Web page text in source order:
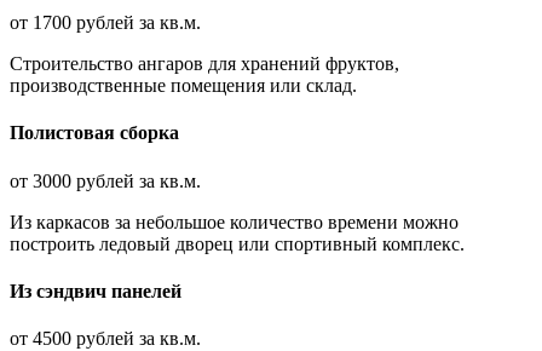
от 1700 рублей за кв.м.
Строительство ангаров для хранений фруктов,
производственные помещения или склад.
Полистовая сборка
от 3000 рублей за кв.м.
Из каркасов за небольшое количество времени можно
построить ледовый дворец или спортивный комплекс.
Из сэндвич панелей
от 4500 рублей за кв.м.